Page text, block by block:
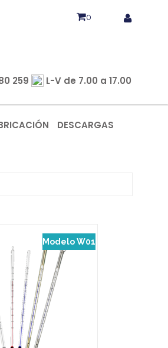
0
259 L-V de 7.00 a 17.00
DESCARGAS
Modelo W01